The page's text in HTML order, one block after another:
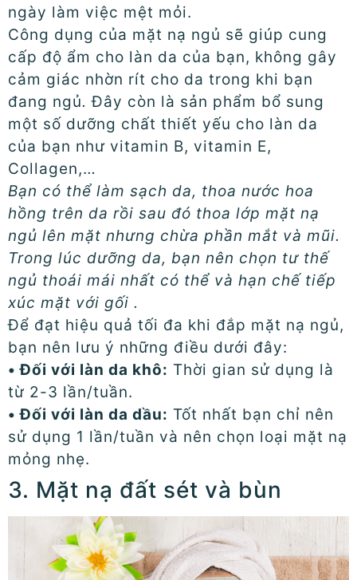
ngày làm việc mệt mỏi.
Công dụng của mặt nạ ngủ sẽ giúp cung
cấp độ ẩm cho làn da của bạn, không gây
cảm giác nhờn rít cho da trong khi bạn
đang ngủ.Đây còn là sản phẩm bổ sung
một số dưỡng chất thiết yếu cho làn da
của bạn như vitamin B, vitamin E,
Collagen,…
Bạn có thể làm sạch da, thoa nước hoa
hồng trên da rồi sau đó thoa lớp mặt nạ
ngủ lên mặt nhưng chừa phần mắt và mũi.
Trong lúc dưỡng da, bạn nên chọn tư thế
ngủ thoái mái nhất có thể và hạn chế tiếp
xúc mặt với gối .
Để đạt hiệu quả tối đa khi đắp mặt nạ ngủ,
bạn nên lưu ý những điều dưới đây:
• Đối với làn da khô: Thời gian sử dụng là
từ 2-3 lần/tuần.
• Đối với làn da dầu: Tốt nhất bạn chỉ nên
sử dụng 1 lần/tuần và nên chọn loại mặt nạ
mỏng nhẹ.
3. Mặt nạ đất sét và bùn